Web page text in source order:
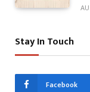
Stay In Touch
Facebook